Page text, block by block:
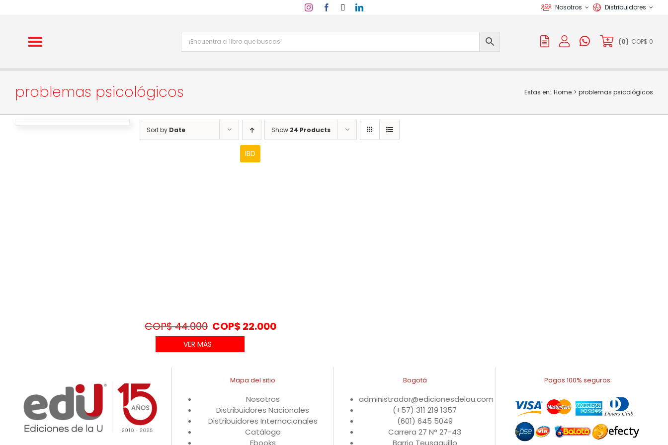
Nosotros Distribuidores
(0) COP$ 0
problemas psicológicos Estas en: Home problemas psicológicos
Sort by Date Show 24 Products
IBD
COP$44.000 COP$ 22.000
VER MÁS
Mapa del sitio
Nosotros
Distribuidores Nacionales
Distribuidores Internacionales
Catálogo
Ebooks
Bogotá
administrador@edicionesdelau.com
(+57) 311 219 1357
(601) 645 5049
Carrera 27 N° 27-43
Barrio Teusaquillo
Pagos 100% seguros